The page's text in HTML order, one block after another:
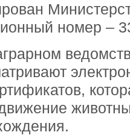
номер –